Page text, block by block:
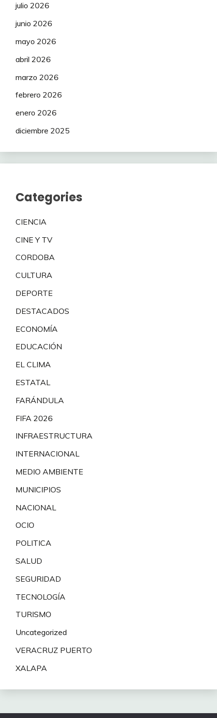
julio 2026
junio 2026
mayo 2026
abril 2026
marzo 2026
febrero 2026
enero 2026
diciembre 2025
Categories
CIENCIA
CINE Y TV
CORDOBA
CULTURA
DEPORTE
DESTACADOS
ECONOMÍA
EDUCACIÓN
EL CLIMA
ESTATAL
FARÁNDULA
FIFA 2026
INFRAESTRUCTURA
INTERNACIONAL
MEDIO AMBIENTE
MUNICIPIOS
NACIONAL
OCIO
POLITICA
SALUD
SEGURIDAD
TECNOLOGÍA
TURISMO
Uncategorized
VERACRUZ PUERTO
XALAPA